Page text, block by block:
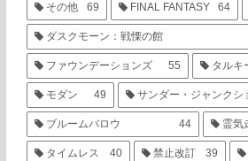
その他 69 FINAL FANTASY 64
ダスクモーン：戦慄の館
ファウンデーションズ 55 タルキ
モダン 49 サンダー・ジャンクシ
ブルームバロウ 44 霊気
タイムレス 40 禁止改訂 39